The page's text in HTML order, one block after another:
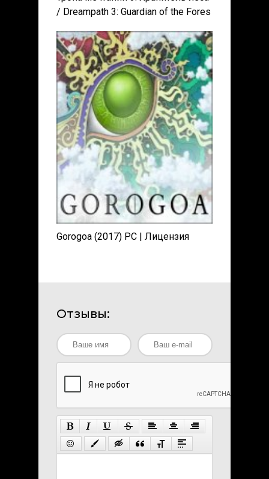
/ Dreampath 3: Guardian of the Fores
Gorogoa (2017) PC | Лицензия
Отзывы: